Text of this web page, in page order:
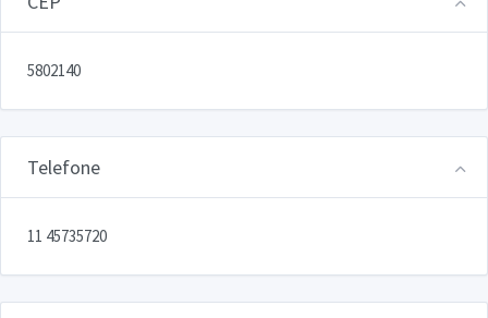
5802140
Telefone
11 45735720